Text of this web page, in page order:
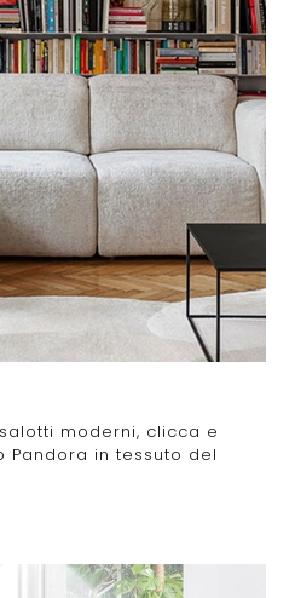
moderni, clicca e
in tessuto del